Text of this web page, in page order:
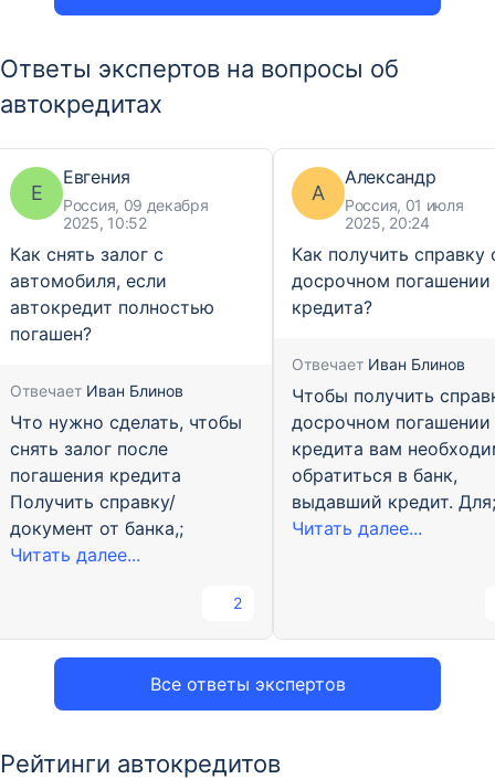
Ответы экспертов на вопросы об
автокредитах
Все ответы экспертов
Е
Евгения
Россия, 09 декабря
2025, 10:52
Как снять залог с
автомобиля, если
автокредит полностью
погашен?
Отвечает Иван Блинов
Что нужно сделать, чтобы
снять залог после
погашения кредита
Получить справку/
документ от банка,;
Читать далее...
2
А
Александр
Россия, 01 июля
2025, 20:24
Как получить справку
досрочном погашении
кредита?
Отвечает Иван Блинов
Чтобы получить
досрочном погашении
кредита вам
обратиться в банк,
выдавший кредит. Для;
Читать далее...
Рейтинги автокредитов